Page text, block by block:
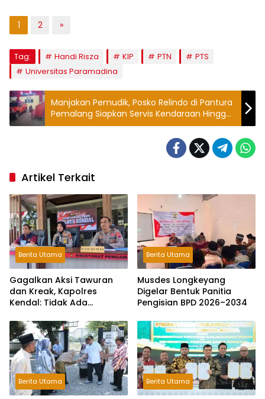
1 2 »
Tag: Handi Risza KIP PTN
PTS
Universitas Paramadina
Manjakan Pemudik, Posko Relindo di Pantura
Pemalang Siapkan Servis Kendaraan Hingga
Ambulans Gratis
Artikel Terkait
Berita Utama
Gagalkan Aksi Tawuran
dan Kreak, Kapolres
Kendal: Tidak Ada
Pelaku Kejahatan Jalanan
Berita Utama
Musdes Longkeyang
Digelar Bentuk Panitia
Pengisian BPD 2026–2034
Berita Utama Berita Utama